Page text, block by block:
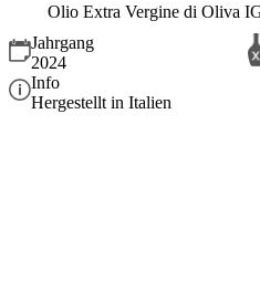
Olio Extra Vergine di Oliva
Jahrgang
2024
Info
Hergestellt in Italien